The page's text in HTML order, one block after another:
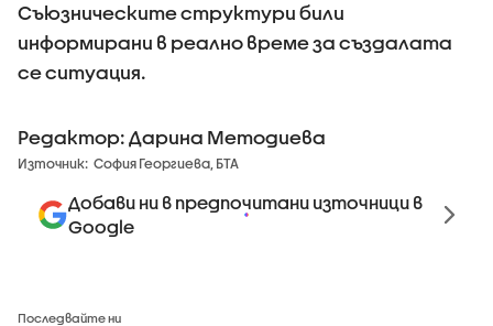
Съюзническите структури били
информирани в реално време за създалата
се ситуация.
Редактор: Дарина Методиева
Източник: София Георгиева, БТА
Добави ни в предпочитани източници в
Google
Последвайте ни